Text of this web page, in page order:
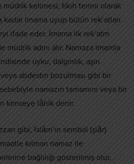
müdrik kelimesi, fıkıh terimi olarak
kadar imama uyup bütün rek‘atları
ifade eder. İmama ilk rek‘atm
adını alır. Namaza imamla
uyku, dalgınlık, aşırı
veya abdestin bozulması gibi bir
namazın tamamını veya bir
kimseye lâhik denir.
gibi, İslâm’ın sembol (şiâr)
kılman namaz ile
bağlılığı gösterilmiş olur,